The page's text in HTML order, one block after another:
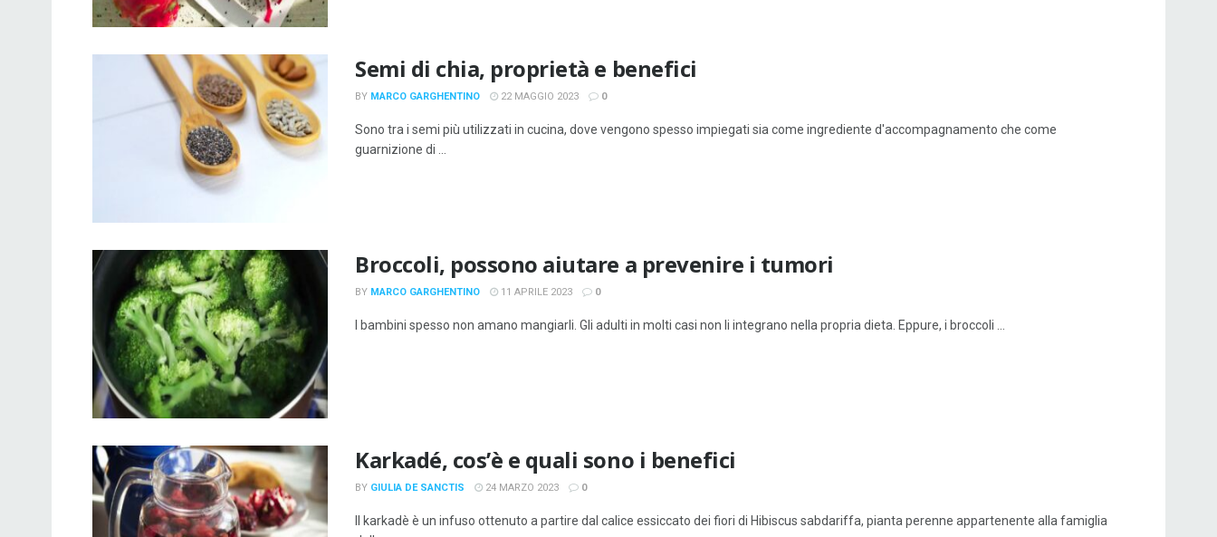
Semi di chia, proprietà e benefici
BY MARCO GARGHENTINO 22 MAGGIO 2023 0
Sono tra i semi più utilizzati in cucina, dove vengono spesso impiegati sia come ingrediente d'accompagnamento che come
guarnizione di ...
Broccoli, possono aiutare a prevenire i tumori
BY MARCO GARGHENTINO 11 APRILE 2023 0
I bambini spesso non amano mangiarli. Gli adulti in molti casi non li integrano nella propria dieta. Eppure, i broccoli ...
Karkadé, cos’è e quali sono i benefici
BY GIULIA DE SANCTIS 24 MARZO 2023 0
Il karkadè è un infuso ottenuto a partire dal calice essiccato dei fiori di Hibiscus sabdariffa, pianta perenne appartenente alla famiglia